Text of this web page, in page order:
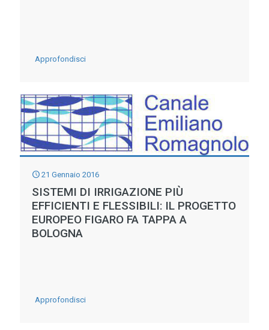
Approfondisci-
CANALE
EMILIANO
ROMAGNOLO
NELLO
ENRICO
PASQUALI
21 Gennaio 2016
SISTEMI DI IRRIGAZIONE PIÙ
EFFICIENTI E FLESSIBILI: IL PROGETTO
EUROPEO FIGARO FA TAPPA A
BOLOGNA
Approfondisci-